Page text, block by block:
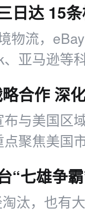
物流，
亚马逊等
与美国区
聚焦美国
汰，也有